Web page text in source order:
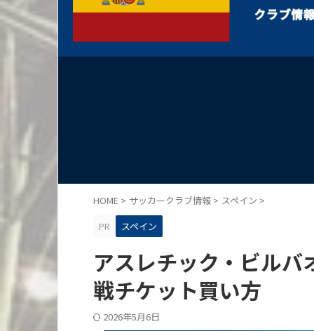
HOME > サッカークラブ情報 > スペイン >
PR
スペイン
アスレチック・ビル
戦チケット買い方
2026年5月6日